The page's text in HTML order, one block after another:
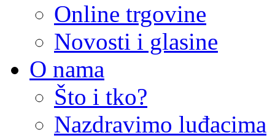
Online trgovine
Novosti i glasine
O nama
Što i tko?
Nazdravimo luđacima